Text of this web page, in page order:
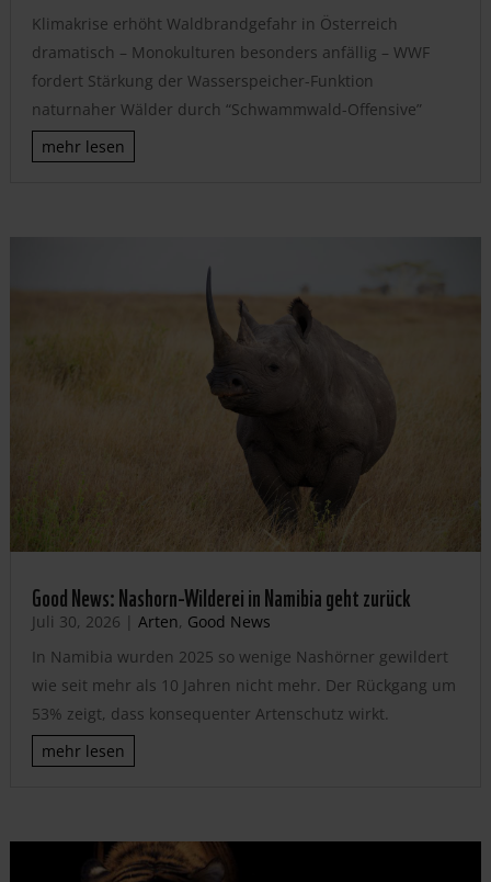
Klimakrise erhöht Waldbrandgefahr in Österreich
dramatisch – Monokulturen besonders anfällig – WWF
fordert Stärkung der Wasserspeicher-Funktion
naturnaher Wälder durch “Schwammwald-Offensive”
mehr lesen
Good News: Nashorn-Wilderei in Namibia geht zurück
Juli 30, 2026 | Arten, Good News
In Namibia wurden 2025 so wenige Nashörner gewildert
wie seit mehr als 10 Jahren nicht mehr. Der Rückgang um
53% zeigt, dass konsequenter Artenschutz wirkt.
mehr lesen